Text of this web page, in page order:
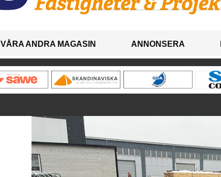
VÅRA ANDRA MAGASIN ANNONSERA